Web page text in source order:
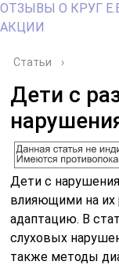
ОТЗЫВЫ О КРУГ
АКЦИИ
Статьи ›
Дети с
Дети с
влияющими на их
адаптацию. В
слуховых
также методы